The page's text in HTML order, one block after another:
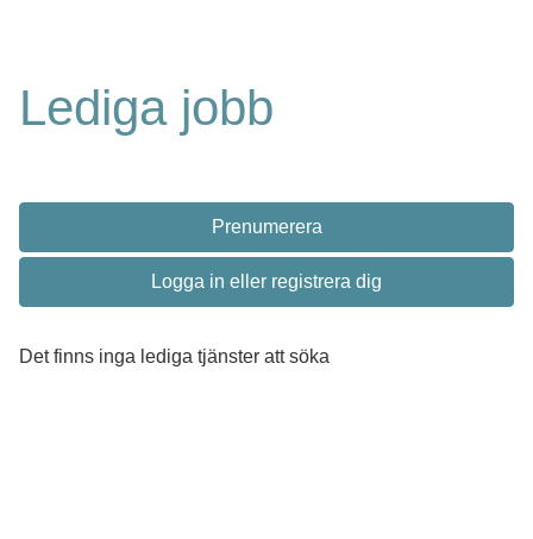
Lediga jobb
Prenumerera
Logga in eller registrera dig
Det finns inga lediga tjänster att söka